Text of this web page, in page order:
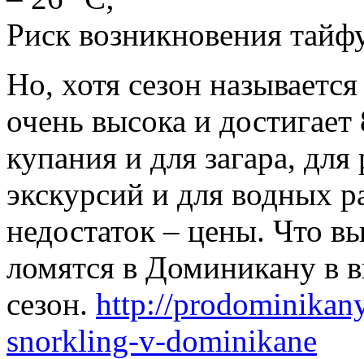
Риск возникновения
Но, хотя сезон
очень высока и
купания и для загара,
экскурсий и для водных
недостаток – цены. Что
ломятся в Доминикану в
сезон. http://
snorkling-v-dominikane